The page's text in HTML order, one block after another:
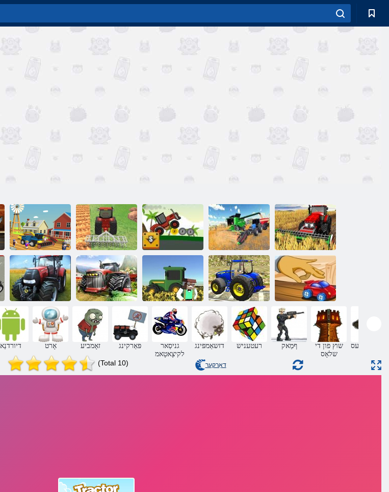
שַאר
רעטסעוורַאה
עיבמָאז
רָאטַאלומיס
גנימרַאפ
רָאטקַארט
2020 רָאטקַארט
ןכירק לליה
2020
רעטיילַאימיס
גנימרַאפ
רָאטקַארט
שזדיליוו שיטקַאפ
רעטיילַאימיס
גנימרַאפ
2020 ליּפש
רָאטַאלומיס
גנימרַאפ
ד 3 רָאטקַארט
סקנַאט גניליטס
רָאטקַארט
ּפָאטקסעד
דיורדנַא אָרט זאָמביע פּאַרקינג
גניסַאר
לקיצָאטָאמ
דזשאַמפּינג רעטעניש ףמַאק
שוץ פון די
שלאָס
אַדווענטורעס
(Total 10) דאַרקער